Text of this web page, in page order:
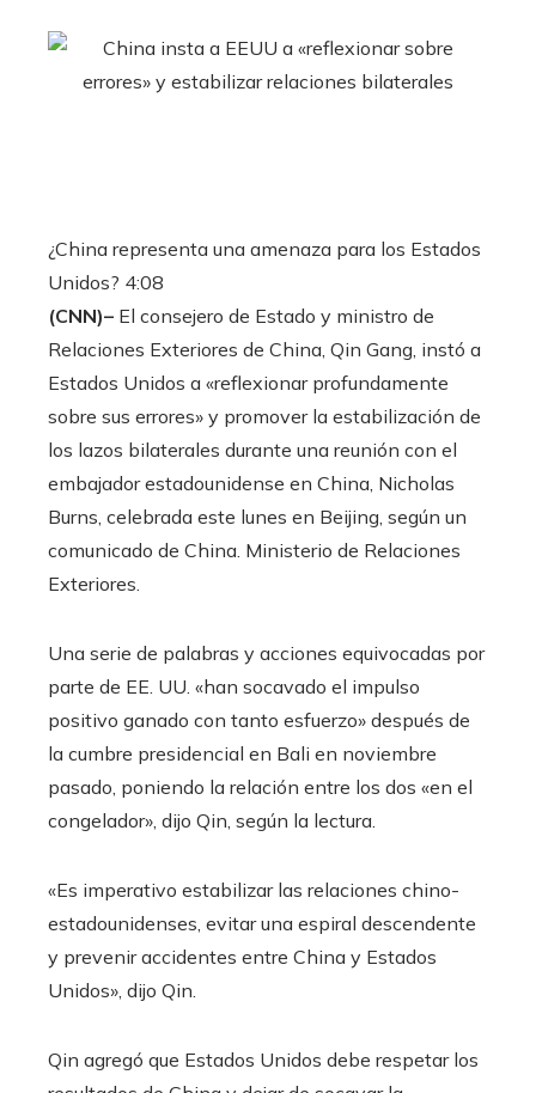
¿China representa una amenaza para los Estados
Unidos? 4:08
(CNN)– El consejero de Estado y ministro de
Relaciones Exteriores de China, Qin Gang, instó a
Estados Unidos a «reflexionar profundamente
sobre sus errores» y promover la estabilización de
los lazos bilaterales durante una reunión con el
embajador estadounidense en China, Nicholas
Burns, celebrada este lunes en Beijing, según un
comunicado de China. Ministerio de Relaciones
Exteriores.
Una serie de palabras y acciones equivocadas por
parte de EE. UU. «han socavado el impulso
positivo ganado con tanto esfuerzo» después de
la cumbre presidencial en Bali en noviembre
pasado, poniendo la relación entre los dos «en el
congelador», dijo Qin, según la lectura.
«Es imperativo estabilizar las relaciones chino-
estadounidenses, evitar una espiral descendente
y prevenir accidentes entre China y Estados
Unidos», dijo Qin.
Qin agregó que Estados Unidos debe respetar los